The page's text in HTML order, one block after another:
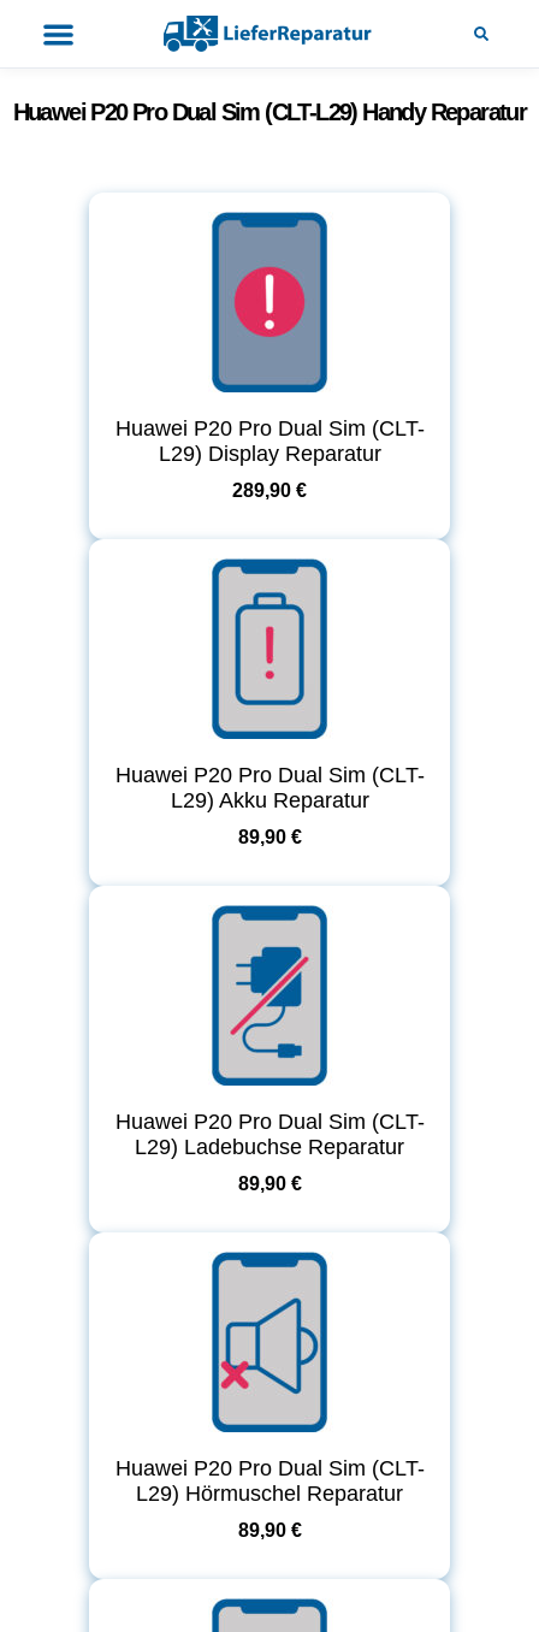
Huawei P20 Pro Dual Sim (CLT-L29) Handy Reparatur
Huawei P20 Pro Dual Sim (CLT-
L29) Display Reparatur
289,90 €
Huawei P20 Pro Dual Sim (CLT-
L29) Akku Reparatur
89,90 €
Huawei P20 Pro Dual Sim (CLT-
L29) Ladebuchse Reparatur
89,90 €
Huawei P20 Pro Dual Sim (CLT-
L29) Hörmuschel Reparatur
89,90 €